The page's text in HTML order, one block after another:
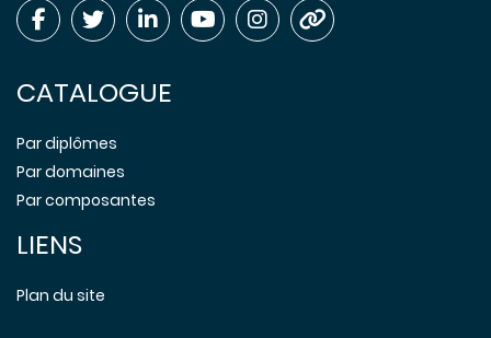
CATALOGUE
Par diplômes
Par domaines
Par composantes
LIENS
Plan du site